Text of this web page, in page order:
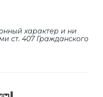
характер и ни
cт. 407 Гражданского